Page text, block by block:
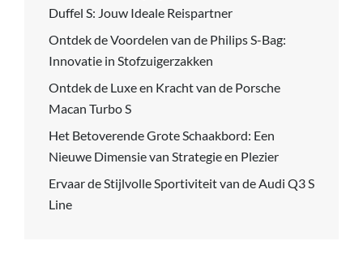
Duffel S: Jouw Ideale Reispartner
Ontdek de Voordelen van de Philips S-Bag:
Innovatie in Stofzuigerzakken
Ontdek de Luxe en Kracht van de Porsche
Macan Turbo S
Het Betoverende Grote Schaakbord: Een
Nieuwe Dimensie van Strategie en Plezier
Ervaar de Stijlvolle Sportiviteit van de Audi Q3 S
Line